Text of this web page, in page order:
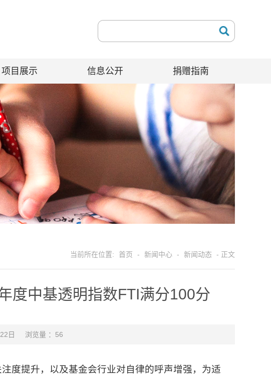
项目展示 信息公开 捐赠指南
当前所在位置: 首页 - 新闻中心 - 新闻动态 - 正文
度中基透明指数FTI满分100分
日 浏览量 ： 56
度提升，以及基金会行业对自律的呼声增强，为适